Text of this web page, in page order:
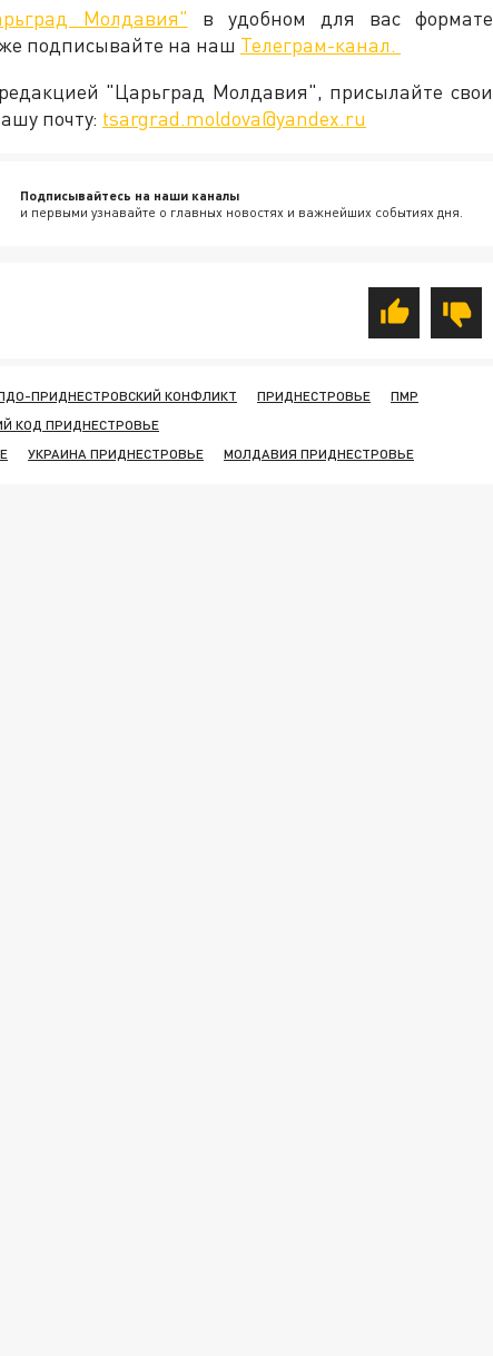
Молдавия" в удобном для вас формате
подписывайте на наш Телеграм-канал.
"Царьград Молдавия", присылайте свои
почту: tsargrad.moldova@yandex.ru
Подписывайтесь на наши каналы
и первыми узнавайте о главных новостях и важнейших событиях дня.
ПРИДНЕСТРОВСКИЙ КОНФЛИКТ ПРИДНЕСТРОВЬЕ
ПМР
КОД ПРИДНЕСТРОВЬЕ
УКРАИНА ПРИДНЕСТРОВЬЕ МОЛДАВИЯ ПРИДНЕСТРОВЬЕ